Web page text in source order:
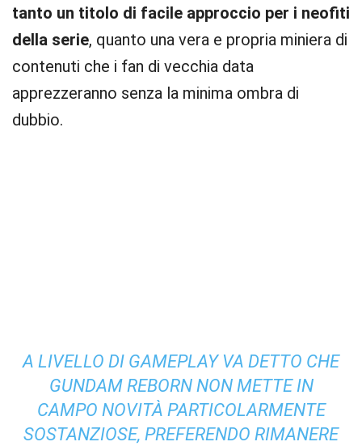
tanto un titolo di facile approccio per i neofiti
della serie, quanto una vera e propria miniera di
contenuti che i fan di vecchia data
apprezzeranno senza la minima ombra di
dubbio.
A LIVELLO DI GAMEPLAY VA DETTO CHE
GUNDAM REBORN NON METTE IN
CAMPO NOVITÀ PARTICOLARMENTE
SOSTANZIOSE, PREFERENDO RIMANERE